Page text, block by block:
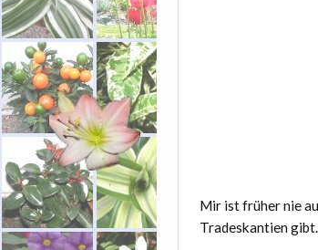
Mir ist früher nie
Tradeskantien gibt.